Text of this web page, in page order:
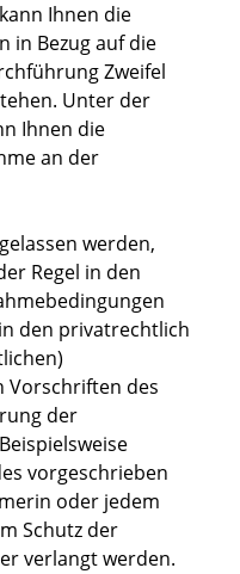
Ihnen die
in Bezug auf die
Zweifel
Unter der
Ihnen die
an der
werden,
Regel in den
den privatrechtlich
Vorschriften des
der
Beispielsweise
vorgeschrieben
oder jedem
Schutz der
verlangt werden.